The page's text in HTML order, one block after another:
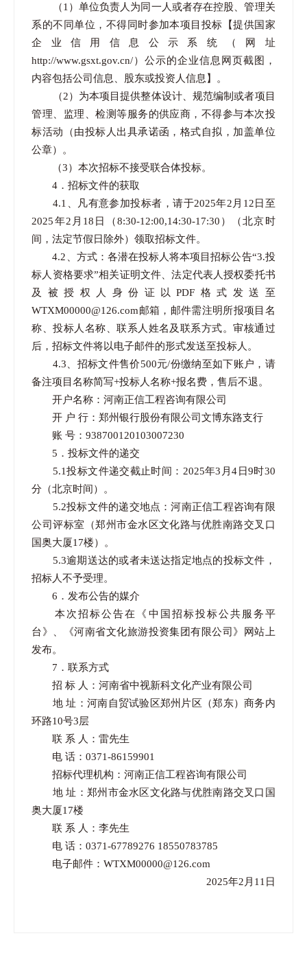
（1）单位负责人为同一人或者存在控股、管理关
系的不同单位，不得同时参加本项目投标【提供国家
企业信用信息公示系统（网址
http://www.gsxt.gov.cn/）公示的企业信息网页截图，
内容包括公司信息、股东或投资人信息】。
（2）为本项目提供整体设计、规范编制或者项目
管理、监理、检测等服务的供应商，不得参与本次投
标活动（由投标人出具承诺函，格式自拟，加盖单位
公章）。
（3）本次招标不接受联合体投标。
4．招标文件的获取
4.1、凡有意参加投标者，请于2025年2月12日至
2025年2月18日（8:30-12:00,14:30-17:30）（北京时
间，法定节假日除外）领取招标文件。
4.2、方式：各潜在投标人将本项目招标公告“3.投
标人资格要求”相关证明文件、法定代表人授权委托书
及被授权人身份证以PDF格式发送至
WTXM00000@126.com邮箱，邮件需注明所报项目名
称、投标人名称、联系人姓名及联系方式。审核通过
后，招标文件将以电子邮件的形式发送至投标人。
4.3、招标文件售价500元/份缴纳至如下账户，请
备注项目名称简写+投标人名称+报名费，售后不退。
开户名称：河南正信工程咨询有限公司
开 户 行：郑州银行股份有限公司文博东路支行
账 号：938700120103007230
5．投标文件的递交
5.1投标文件递交截止时间：2025年3月4日9时30
分（北京时间）。
5.2投标文件的递交地点：河南正信工程咨询有限
公司评标室（郑州市金水区文化路与优胜南路交叉口
国奥大厦17楼）。
5.3逾期送达的或者未送达指定地点的投标文件，
招标人不予受理。
6．发布公告的媒介
本次招标公告在《中国招标投标公共服务平
台》、《河南省文化旅游投资集团有限公司》网站上
发布。
7．联系方式
招 标 人：河南省中视新科文化产业有限公司
地 址：河南自贸试验区郑州片区（郑东）商务内
环路10号3层
联 系 人：雷先生
电 话：0371-86159901
招标代理机构：河南正信工程咨询有限公司
地 址：郑州市金水区文化路与优胜南路交叉口国
奥大厦17楼
联 系 人：李先生
电 话：0371-67789276 18550783785
电子邮件：WTXM00000@126.com
2025年2月11日